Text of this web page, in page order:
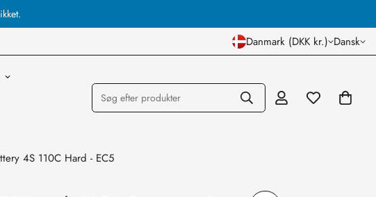
Danmark (DKK kr.) Dansk
Søg efter produkter
4S 110C Hard - EC5